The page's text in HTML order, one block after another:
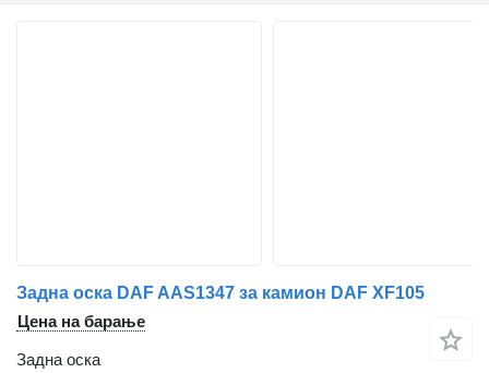
Задна оска DAF AAS1347 за камион DAF XF105
Цена на барање
Задна оска